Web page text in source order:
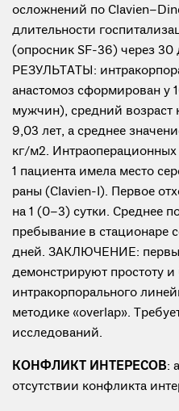
осложнений по
длительности
(опросник SF-36) через
РЕЗУЛЬТАТЫ:
анастомоз сформирован у
мужчин), средний возраст
9,03 лет, а среднее
кг/м2.
1 пациента имела место
раны (Clavien-I). Первое
на 1 (0–3) сутки. Среднее
пребывание в стационаре
дней. ЗАКЛЮЧЕНИЕ:
демонстрируют простоту и
интракорпорального
методике «overlap».
исследований.
КОНФЛИКТ ИНТЕРЕСОВ:
отсутствии конфликта